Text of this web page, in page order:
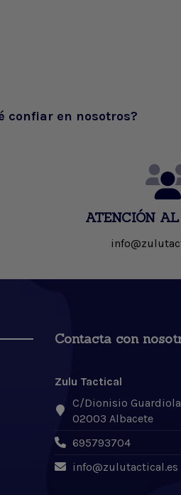
confiar en nosotros?
ATENCIÓN
Contacta con
Zulu Tactical
C/Dionisio
02003 Albacete
695793704
info@zulutactical.es